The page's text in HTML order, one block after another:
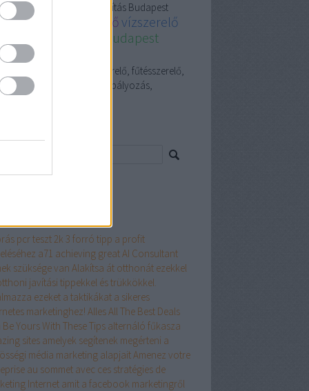
Duguláselhárítás Budapest
fűtésszerelővízszerelő
gázszerelő Budapest
Gázszerelő, fűtésszerelő,
Happy smile fogszabályozás,
Budapest
pcr teszt 2k 3 forró tipp a profit
a71 achieving greatAI Consultant
szüksége van Alakítsa át otthonát ezekkel
javítási tippekkel és trükkökkel.
ezeket a taktikákat a sikeres
marketinghez! AllesAll The Best Deals
Be Yours With These Tips alternáló fűkasza
sites amelyek segítenek megérteni a
média marketing alapjaitAmenez votre
au sommet avec ces stratégies de
Internet amit a facebook marketingről